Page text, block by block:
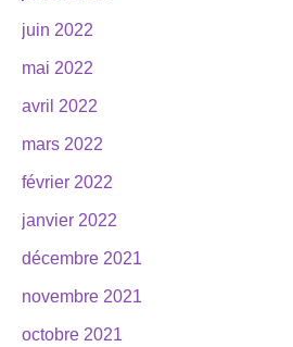
juin 2022
mai 2022
avril 2022
mars 2022
février 2022
janvier 2022
décembre 2021
novembre 2021
octobre 2021